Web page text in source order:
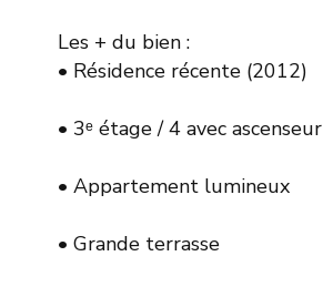
Les + du bien :
• Résidence récente (2012)
• 3ᵉ étage / 4 avec ascenseur
• Appartement lumineux
• Grande terrasse